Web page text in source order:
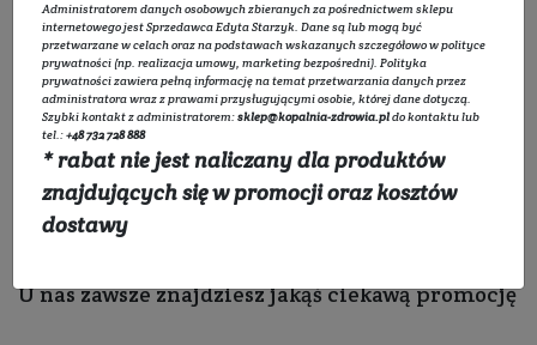
Ale nie martw się
U nas zawsze znajdziesz jakąś ciekawą promocję
Administratorem danych osobowych zbieranych za pośrednictwem sklepu
internetowego jest Sprzedawca Edyta Starzyk. Dane są lub mogą być
przetwarzane w celach oraz na podstawach wskazanych szczegółowo wpolityce
prywatności (np. realizacja umowy, marketing bezpośredni). Polityka
prywatnościzawiera pełną informację na temat przetwarzania danych przez
administratora wraz z prawami przysługującymi osobie, której dane dotyczą.
Szybki kontakt z administratorem:sklep@kopalnia-zdrowia.pldo kontaktu lub
tel.:+48 732 728 888
* rabat nie jest naliczany dla produktów
znajdujących się w promocji oraz kosztów
dostawy